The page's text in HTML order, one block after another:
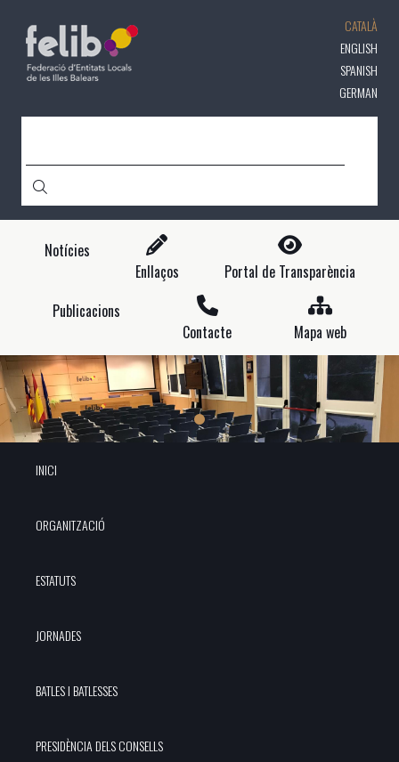
contingut
CATALÀ
ENGLISH
SPANISH
GERMAN
Notícies
Enllaços
Portal de Transparència
Publicacions
Contacte
Mapa web
INICI
ORGANITZACIÓ
ESTATUTS
JORNADES
BATLES I BATLESSES
PRESIDÈNCIA DELS CONSELLS